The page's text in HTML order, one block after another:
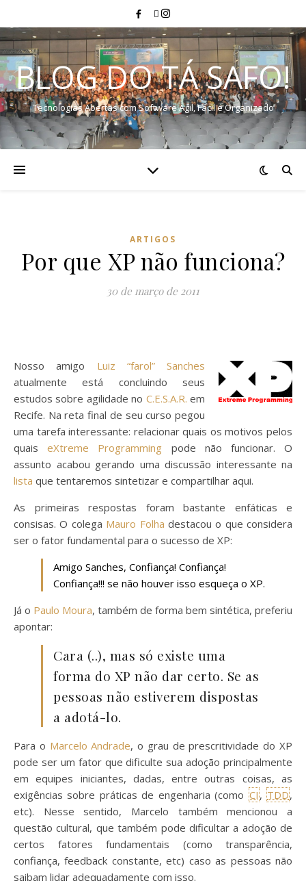
BLOG DO TÁ SAFO!
Tecnologias Abertas com Software Ágil, Fácil e Organizado
ARTIGOS
Por que XP não funciona?
30 de março de 2011
Nosso amigo Luiz “farol” Sanches
atualmente está concluindo seus
estudos sobre agilidade no C.E.S.A.R. em
Recife. Na reta final de seu curso pegou
uma tarefa interessante: relacionar quais os motivos pelos
quaiseXtreme Programming pode não funcionar. O
assunto acabou gerando uma discussão interessante na
lista que tentaremos sintetizar e compartilhar aqui.
As primeiras respostas foram bastante enfáticas e
consisas. O colega Mauro Folha destacou o que considera
ser o fator fundamental para o sucesso de XP:
Amigo Sanches, Confiança! Confiança!
Confiança!!! se não houver isso esqueça o XP.
Já o Paulo Moura, também de forma bem sintética, preferiu
apontar:
Cara (..), mas só existe uma
forma do XP não dar certo. Se as
pessoas não estiverem dispostas
a adotá-lo.
Para o Marcelo Andrade, o grau de prescritividade do XP
pode ser um fator que dificulte sua adoção principalmente
em equipes iniciantes, dadas, entre outras coisas, as
exigências sobre práticas de engenharia (como CI,TDD,
etc). Nesse sentido, Marcelo também mencionou a
questão cultural, que também pode dificultar a adoção de
certos fatores fundamentais (como transparência,
confiança, feedback constante, etc) caso as pessoas não
saibam lidar adequadamente com isso.